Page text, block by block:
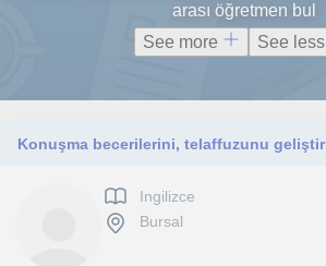
arası öğretmen bul
See more
See less
Ingilizce
Bursal